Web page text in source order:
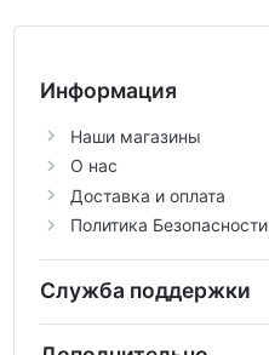
Информация
Наши магазины
О нас
Доставка и оплата
Политика Безопасности
Служба поддержки